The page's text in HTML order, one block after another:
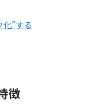
化”する
徴